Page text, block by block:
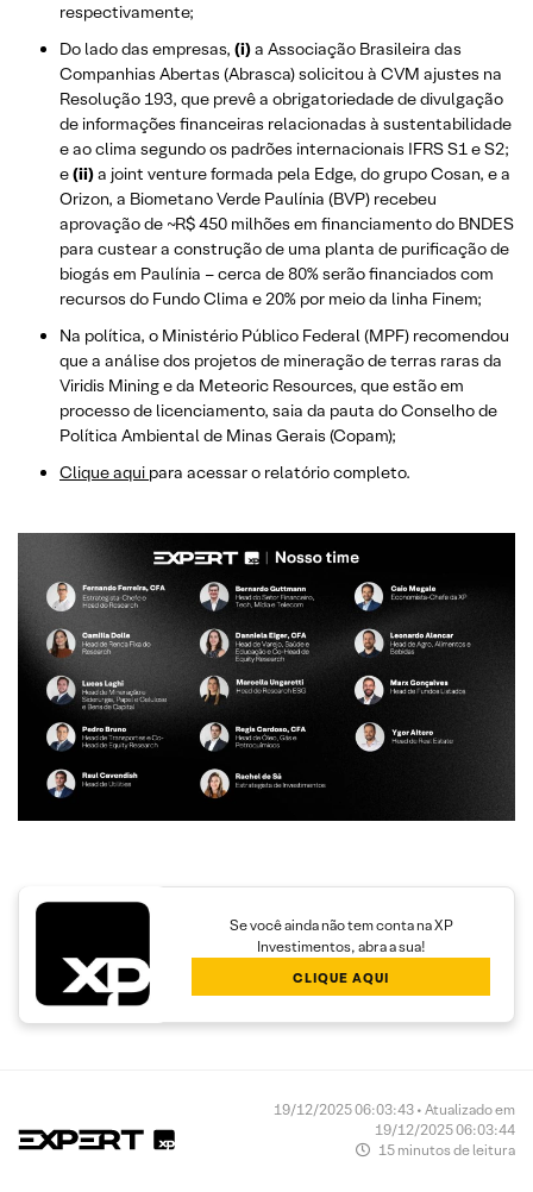
respectivamente;
Do lado das empresas, (i)a Associação Brasileira das
Companhias Abertas (Abrasca) solicitou à CVM ajustes na
Resolução 193, que prevê a obrigatoriedade de divulgação
de informações financeiras relacionadas à sustentabilidade
e ao clima segundo os padrões internacionais IFRS S1 e S2;
e(ii)a joint venture formada pela Edge, do grupo Cosan, e a
Orizon, a Biometano Verde Paulínia (BVP) recebeu
aprovação de ~R$ 450 milhões em financiamento do BNDES
para custear a construção de uma planta de purificação de
biogás em Paulínia – cerca de 80% serão financiados com
recursos do Fundo Clima e 20% por meio da linha Finem;
Na política, o Ministério Público Federal (MPF) recomendou
que a análise dos projetos de mineração de terras raras da
Viridis Mining e da Meteoric Resources, que estão em
processo de licenciamento, saia da pauta do Conselho de
Política Ambiental de Minas Gerais (Copam);
Clique aqui para acessar o relatório completo.
Se você ainda não tem conta na XP
Investimentos, abra a sua!
CLIQUE AQUI
19/12/2025 06:03:43 • Atualizado em
19/12/2025 06:03:44
15 minutos de leitura